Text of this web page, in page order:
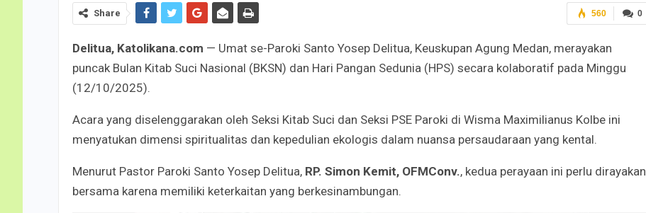
0
560
Share
Delitua, Katolikana.com — Umat se-Paroki Santo Yosep Delitua, Keuskupan Agung Medan, merayakan
puncak Bulan Kitab Suci Nasional (BKSN) dan Hari Pangan Sedunia (HPS) secara kolaboratif pada Minggu
(12/10/2025).
Acara yang diselenggarakan oleh Seksi Kitab Suci dan Seksi PSE Paroki di Wisma Maximilianus Kolbe ini
menyatukan dimensi spiritualitas dan kepedulian ekologis dalam nuansa persaudaraan yang kental.
Menurut Pastor Paroki Santo Yosep Delitua, RP. Simon Kemit, OFMConv., kedua perayaan ini perlu dirayakan
bersama karena memiliki keterkaitan yang berkesinambungan.